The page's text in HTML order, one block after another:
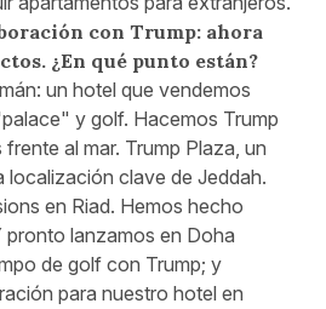
con Trump: ahora
¿En qué punto están?
un hotel que vendemos
y golf. Hacemos Trump
al mar. Trump Plaza, un
clave de Jeddah.
en Riad. Hemos hecho
pronto lanzamos en Doha
de golf con Trump; y
para nuestro hotel en